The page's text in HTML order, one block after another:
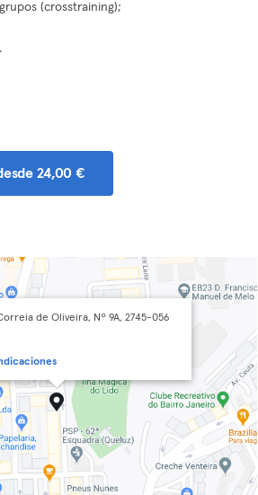
(crosstraining);
24,00 €
de Oliveira, Nº 9A, 2745-056